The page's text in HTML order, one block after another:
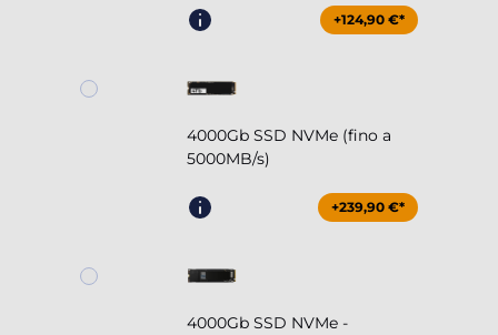
+124,90 €*
4000Gb SSD NVMe (fino a
5000MB/s)
+239,90 €*
4000Gb SSD NVMe -